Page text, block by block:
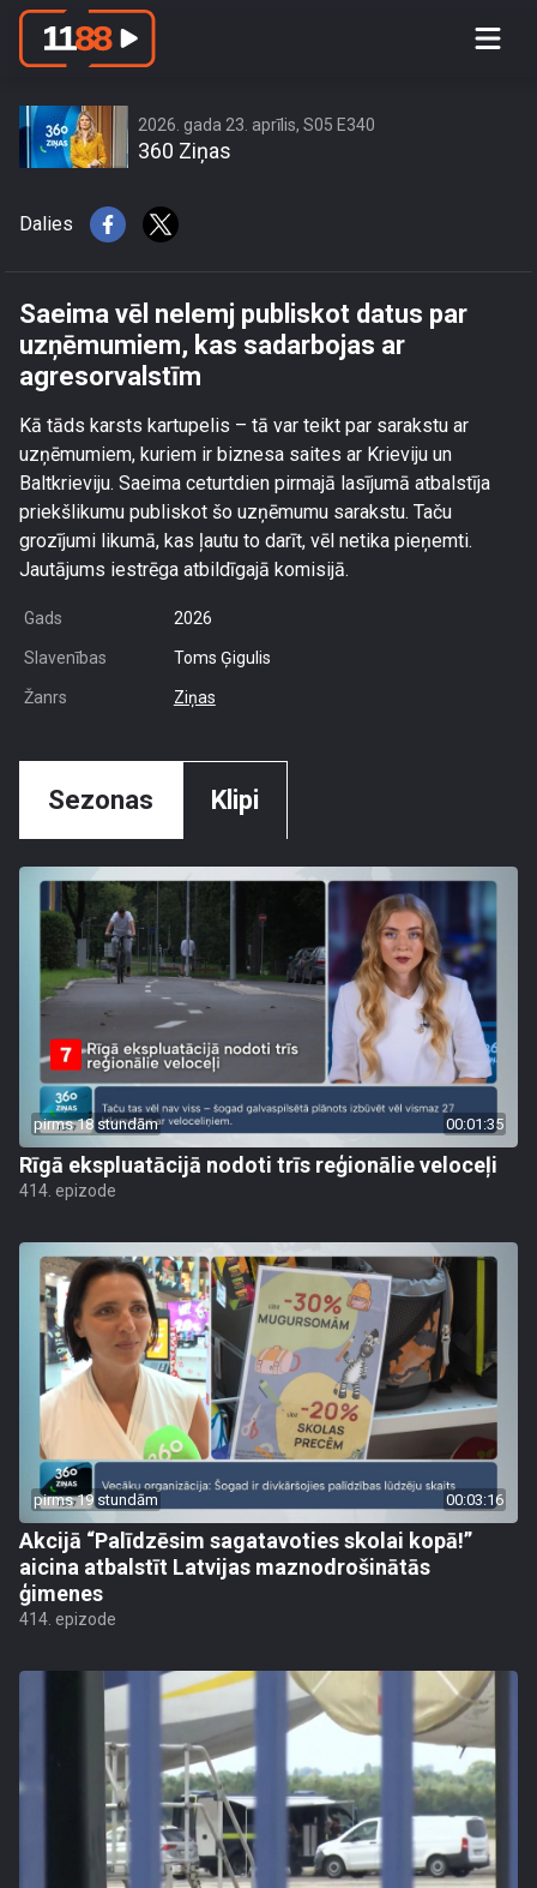
Saeima vēl nelemj publiskot datus par
2026. gada 23. aprīlis, S05 E340
360 Ziņas
Dalies
Saeima vēl nelemj publiskot datus par
uzņēmumiem, kas sadarbojas ar
agresorvalstīm
Kā tāds karsts kartupelis – tā var teikt par sarakstu ar
uzņēmumiem, kuriem ir biznesa saites ar Krieviju un
Baltkrieviju. Saeima ceturtdien pirmajā lasījumā atbalstīja
priekšlikumu publiskot šo uzņēmumu sarakstu. Taču
grozījumi likumā, kas ļautu to darīt, vēl netika pieņemti.
Jautājums iestrēga atbildīgajā komisijā.
Gads 2026
Slavenības Toms Ģigulis
Žanrs Ziņas
Sezonas Klipi
pirms 18 stundām 00:01:35
Rīgā ekspluatācijā nodoti trīs reģionālie veloceļi
414. epizode
pirms 19 stundām 00:03:16
Akcijā “Palīdzēsim sagatavoties skolai kopā!”
aicina atbalstīt Latvijas maznodrošinātās
ģimenes
414. epizode